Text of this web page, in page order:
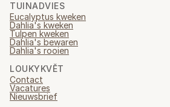
TUINADVIES
Eucalyptus kweken
Dahlia's kweken
Tulpen kweken
Dahlia's bewaren
Dahlia's rooien
LOUKYKVĚT
Contact
Vacatures
Nieuwsbrief